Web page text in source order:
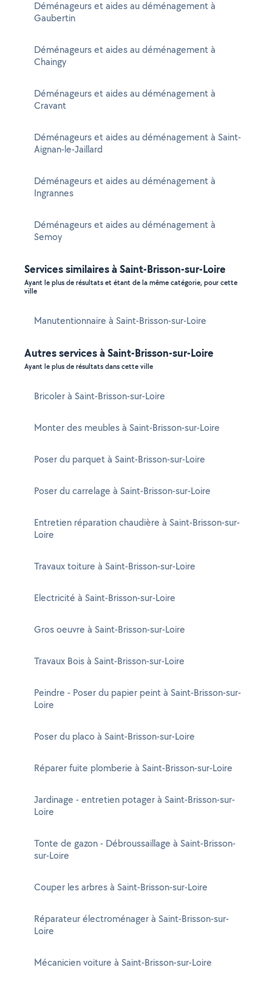
Déménageurs et aides au déménagement à
Gaubertin
Déménageurs et aides au déménagement à
Chaingy
Déménageurs et aides au déménagement à
Cravant
Déménageurs et aides au déménagement à Saint-
Aignan-le-Jaillard
Déménageurs et aides au déménagement à
Ingrannes
Déménageurs et aides au déménagement à
Semoy
Services similaires à Saint-Brisson-sur-Loire
Ayant le plus de résultats et étant de la même catégorie, pour cette
ville
Manutentionnaire à Saint-Brisson-sur-Loire
Autres services à Saint-Brisson-sur-Loire
Ayant le plus de résultats dans cette ville
Bricoler à Saint-Brisson-sur-Loire
Monter des meubles à Saint-Brisson-sur-Loire
Poser du parquet à Saint-Brisson-sur-Loire
Poser du carrelage à Saint-Brisson-sur-Loire
Entretien réparation chaudière à Saint-Brisson-sur-
Loire
Travaux toiture à Saint-Brisson-sur-Loire
Electricité à Saint-Brisson-sur-Loire
Gros oeuvre à Saint-Brisson-sur-Loire
Travaux Bois à Saint-Brisson-sur-Loire
Peindre - Poser du papier peint à Saint-Brisson-sur-
Loire
Poser du placo à Saint-Brisson-sur-Loire
Réparer fuite plomberie à Saint-Brisson-sur-Loire
Jardinage - entretien potager à Saint-Brisson-sur-
Loire
Tonte de gazon - Débroussaillage à Saint-Brisson-
sur-Loire
Couper les arbres à Saint-Brisson-sur-Loire
Réparateur électroménager à Saint-Brisson-sur-
Loire
Mécanicien voiture à Saint-Brisson-sur-Loire